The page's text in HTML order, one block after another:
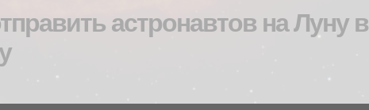
астронавтов на Луну в